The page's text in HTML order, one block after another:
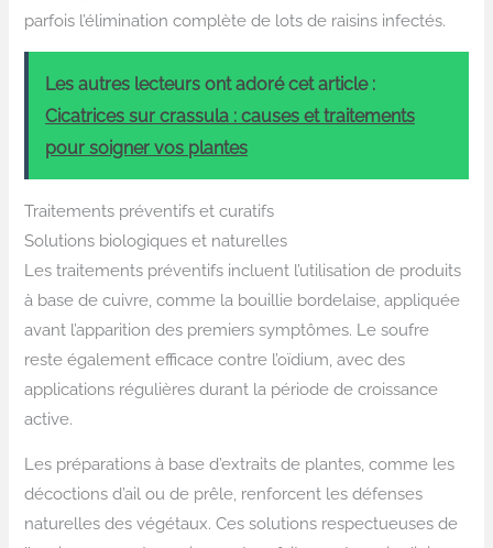
parfois l’élimination complète de lots de raisins infectés.
Les autres lecteurs ont adoré cet article :
Cicatrices sur crassula : causes et traitements
pour soigner vos plantes
Traitements préventifs et curatifs
Solutions biologiques et naturelles
Les traitements préventifs incluent l’utilisation de produits
à base de cuivre, comme la bouillie bordelaise, appliquée
avant l’apparition des premiers symptômes. Le soufre
reste également efficace contre l’oïdium, avec des
applications régulières durant la période de croissance
active.
Les préparations à base d’extraits de plantes, comme les
décoctions d’ail ou de prêle, renforcent les défenses
naturelles des végétaux. Ces solutions respectueuses de